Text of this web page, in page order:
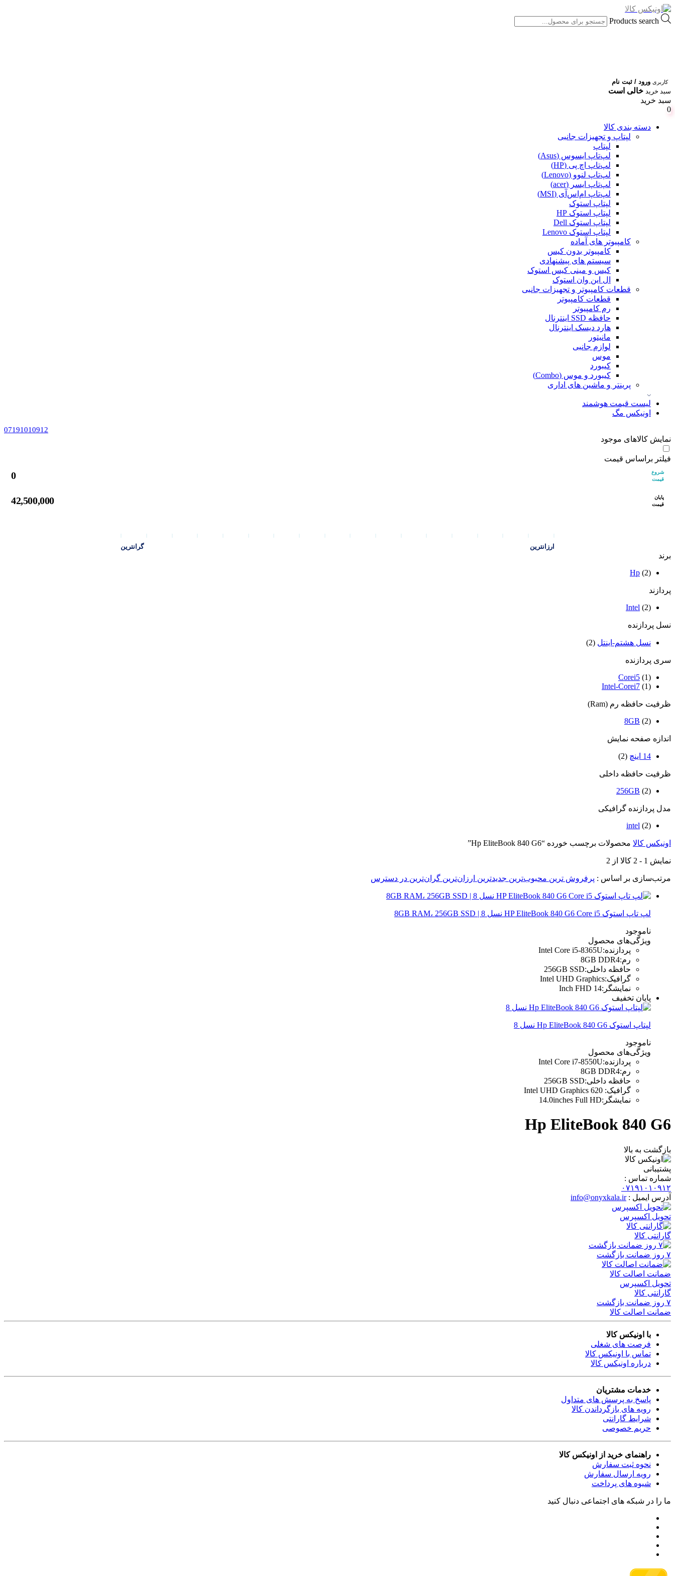
Products search
کاربری ورود / ثبت نام
سبد خرید خالی است
سبد خرید
0
دسته بندی کالا
لپتاپ و تجهیزات جانبی
لپتاپ
لپ‌تاپ ایسوس (Asus)
لپ‌تاپ اچ پی (HP)
لپ‌تاپ لنوو (Lenovo)
لپ‌تاپ ایسر (acer)
لپ‌تاپ ام‌اس‌آی (MSI)
لپتاپ استوک
لپتاپ استوک HP
لپتاپ استوک Dell
لپتاپ استوک Lenovo
کامپیوتر های آماده
کامپیوتر بدون کیس
سیستم های پیشنهادی
کیس و مینی کیس استوک
ال این وان استوک
قطعات کامپیوتر و تجهیزات جانبی
قطعات کامپیوتر
رم کامپیوتر
حافظه SSD اینترنال
هارد دیسک اینترنال
مانیتور
لوازم جانبی
موس
کیبورد
کیبورد و موس (Combo)
پرینتر و ماشین های اداری
لیست قیمت هوشمند
اونیکس مگ
07191010912
نمایش کالاهای موجود
فیلتر براساس قیمت
شروع
قیمت
0
پایان
قیمت
42,500,000
ارزانترین گرانترین
برند
Hp (2)
پردازند
Intel (2)
نسل پردازنده
نسل هشتم-اینتل (2)
سری پردازنده
Corei5 (1)
Intel-Corei7 (1)
ظرفیت حافظه رم (Ram)
8GB (2)
اندازه صفحه نمایش
14 اینچ (2)
ظرفیت حافظه داخلی
256GB (2)
مدل پردازنده گرافیکی
intel (2)
اونیکس کالا محصولات برچسب خورده “Hp EliteBook 840 G6”
نمایش 1
-
2 کالا از 2
مرتب‌سازی بر اساس : پرفروش ترین محبوب‌ترین جدیدترین ارزان‌ترین گران‌ترین در دسترس
لپ تاپ استوک HP EliteBook 840 G6 Core i5 نسل 8 | 8GB RAM، 256GB SSD
ناموجود
ویژگی‌های محصول
پردازنده:
Intel Core i5-8365U
رم:
8GB DDR4
حافظه داخلی:
256GB SSD
گرافیک:
Intel UHD Graphics
نمایشگر :
14 Inch FHD
پایان تخفیف
لپتاپ استوک Hp EliteBook 840 G6 نسل 8
ناموجود
ویژگی‌های محصول
پردازنده:
Intel Core i7-8550U
رم:
8GB DDR4
حافظه داخلی:
256GB SSD
گرافیک:
نمایشگر :
14.0inches Full HD
Hp EliteBook 840 G6
بازگشت به بالا
پشتیبانی
شماره تماس :
۰۷۱۹۱۰۱۰۹۱۲
آدرس ایمیل : info@onyxkala.ir
تحویل اکسپرس
گارانتی کالا
۷ روز ضمانت بازگشت
ضمانت اصالت کالا
تحویل اکسپرس
گارانتی کالا
۷ روز ضمانت بازگشت
ضمانت اصالت کالا
با اونیکس کالا
فرصت های شغلی
تماس با اونیکس کالا
درباره اونیکس کالا
خدمات مشتریان
پاسخ به پرسش های متداول
رویه های بازگرداندن کالا
شرایط گارانتی
حریم خصوصی
راهنمای خرید از اونیکس کالا
نحوه ثبت سفارش
رویه ارسال سفارش
شیوه های پرداخت
ما را در شبکه های اجتماعی دنبال کنید